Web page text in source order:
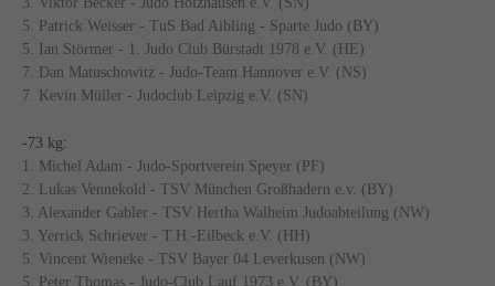
5. Patrick Weisser - TuS Bad Aibling - Sparte Judo (BY)
5. Ian Störmer - 1. Judo Club Bürstadt 1978 e.V. (HE)
7. Dan Matuschowitz - Judo-Team Hannover e.V. (NS)
7. Kevin Müller - Judoclub Leipzig e.V. (SN)
-73 kg:
1. Michel Adam - Judo-Sportverein Speyer (PF)
2. Lukas Vennekold - TSV München Großhadern e.v. (BY)
3. Alexander Gabler - TSV Hertha Walheim Judoabteilung (NW)
3. Yerrick Schriever - T.H.-Eilbeck e.V. (HH)
5. Vincent Wieneke - TSV Bayer 04 Leverkusen (NW)
5. Peter Thomas - Judo-Club Lauf 1973 e.V. (BY)